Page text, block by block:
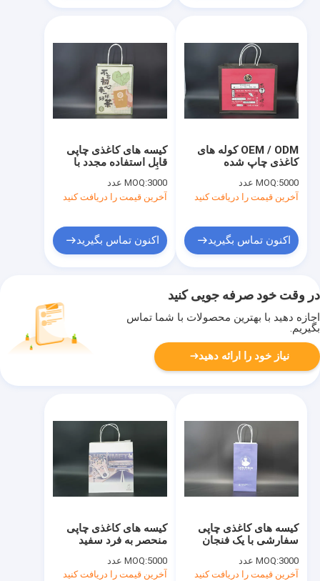
کیسه های کاغذی چاپی
قابل استفاده مجدد با
MOQ:3000 عدد
آخرین قیمت را دریافت کنید
اکنون تماس بگیرید
OEM / ODM کوله های
کاغذی چاپ شده
MOQ:5000 عدد
آخرین قیمت را دریافت کنید
اکنون تماس بگیرید
در وقت خود صرفه جویی کنید
اجازه دهید با بهترین محصولات با شما تماس
بگیریم.
نیاز خود را ارائه دهید
کیسه های کاغذی چاپی
منحصر به فرد سفید
MOQ:5000 عدد
آخرین قیمت را دریافت کنید
کیسه های کاغذی چاپی
سفارشی با یک فنجان
MOQ:3000 عدد
آخرین قیمت را دریافت کنید